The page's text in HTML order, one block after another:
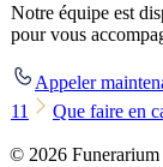
Notre équipe est
pour vous
Appeler
11
Que faire en
© 2026 Funerarium